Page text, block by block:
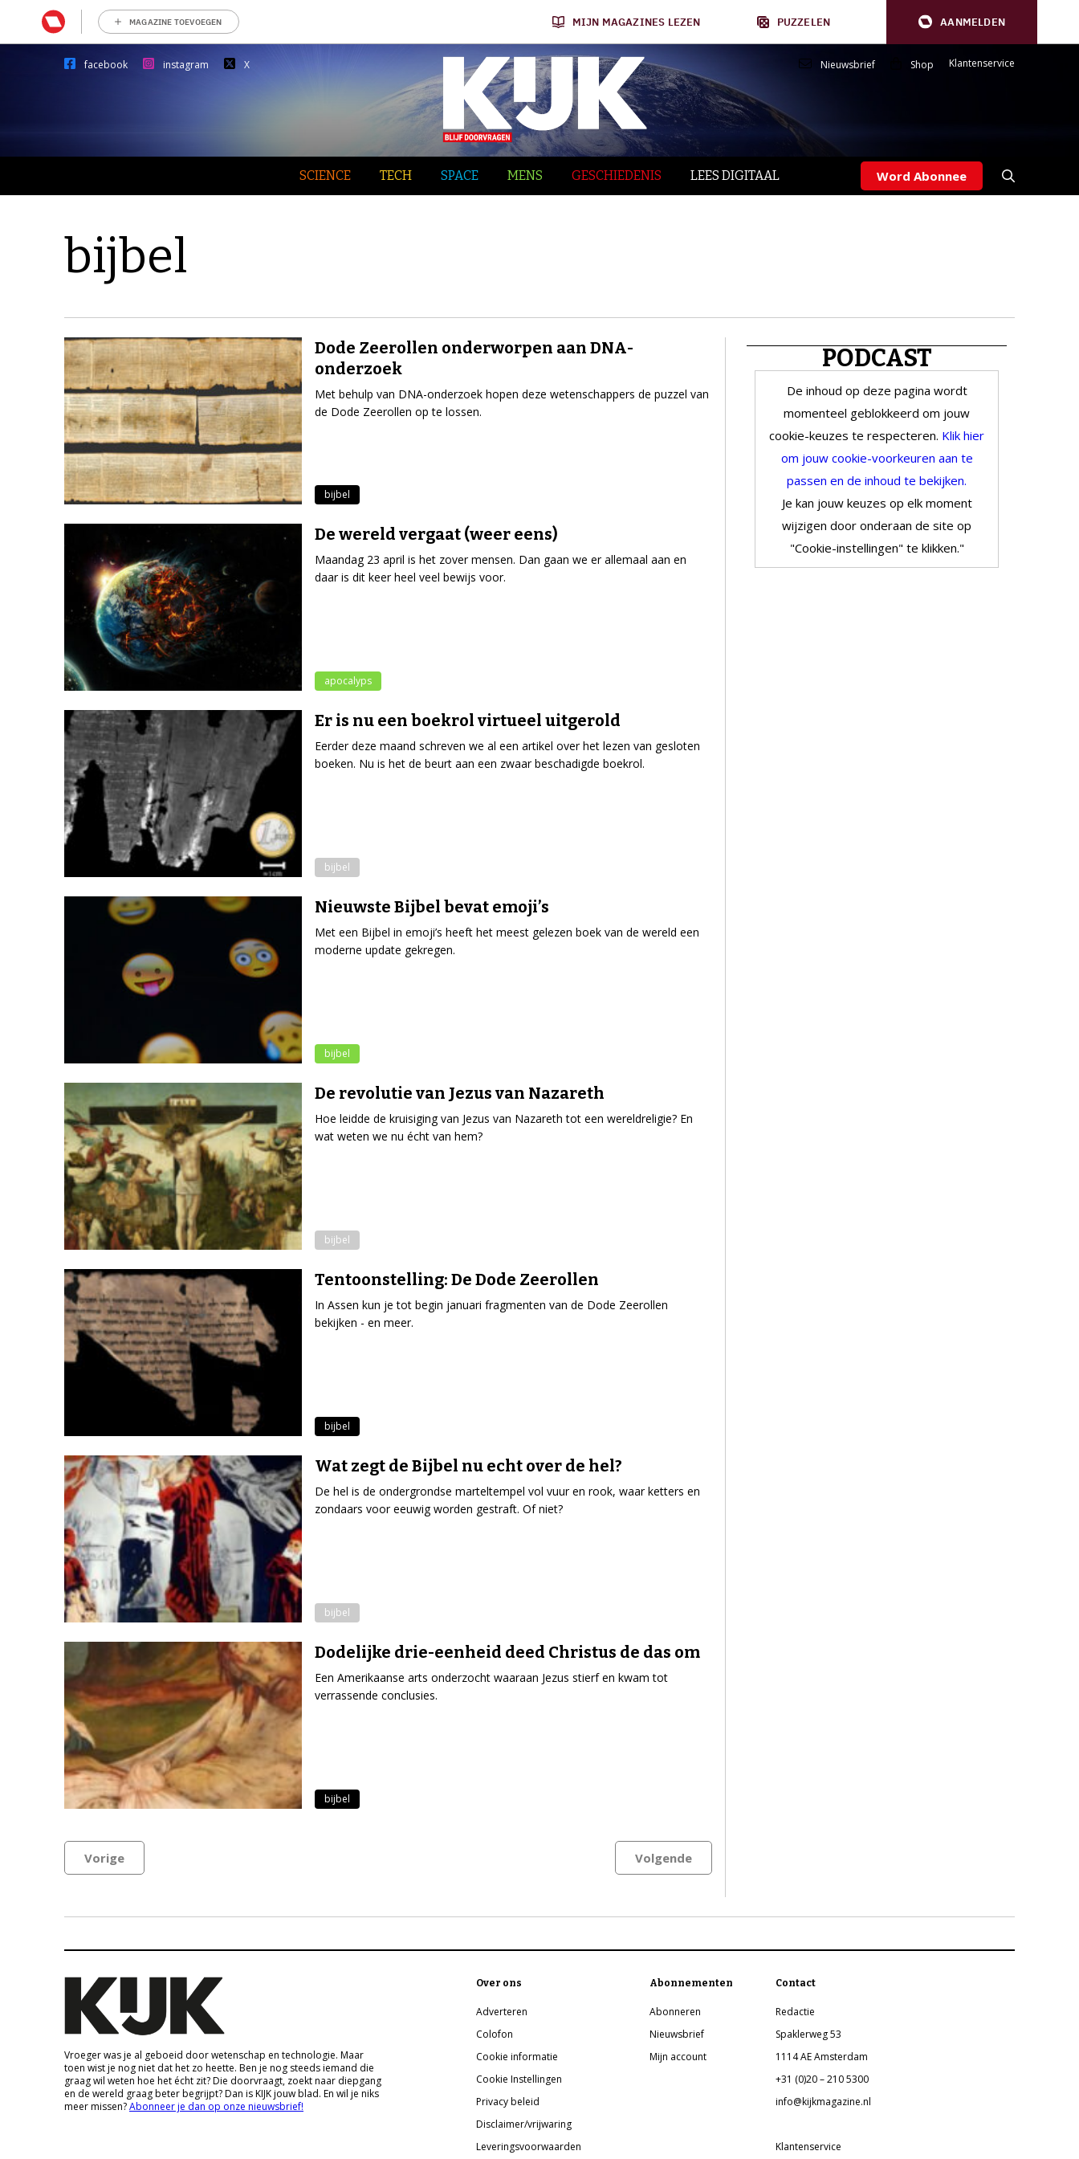
MAGAZINE TOEVOEGEN MIJN MAGAZINES LEZEN PUZZELEN AANMELDEN
facebook instagram X Nieuwsbrief Shop Klantenservice
SCIENCE TECH SPACE MENS GESCHIEDENIS LEES DIGITAAL Word Abonnee
bijbel
Dode Zeerollen onderworpen aan DNA-
onderzoek
Met behulp van DNA-onderzoek hopen deze wetenschappers de puzzel van
de Dode Zeerollen op te lossen.
bijbel
De wereld vergaat (weer eens)
Maandag 23 april is het zover mensen. Dan gaan we er allemaal aan en
daar is dit keer heel veel bewijs voor.
apocalyps
Er is nu een boekrol virtueel uitgerold
Eerder deze maand schreven we al een artikel over het lezen van gesloten
boeken. Nu is het de beurt aan een zwaar beschadigde boekrol.
bijbel
Nieuwste Bijbel bevat emoji’s
Met een Bijbel in emoji’s heeft het meest gelezen boek van de wereld een
moderne update gekregen.
bijbel
De revolutie van Jezus van Nazareth
Hoe leidde de kruisiging van Jezus van Nazareth tot een wereldreligie? En
wat weten we nu écht van hem?
bijbel
Tentoonstelling: De Dode Zeerollen
In Assen kun je tot begin januari fragmenten van de Dode Zeerollen
bekijken - en meer.
bijbel
Wat zegt de Bijbel nu echt over de hel?
De hel is de ondergrondse marteltempel vol vuur en rook, waar ketters en
zondaars voor eeuwig worden gestraft. Of niet?
bijbel
Dodelijke drie-eenheid deed Christus de das om
Een Amerikaanse arts onderzocht waaraan Jezus stierf en kwam tot
verrassende conclusies.
bijbel
Vorige Volgende
PODCAST
De inhoud op deze pagina wordt
momenteel geblokkeerd om jouw
cookie-keuzes te respecteren. Klik hier
om jouw cookie-voorkeuren aan te
passen en de inhoud te bekijken.
Je kan jouw keuzes op elk moment
wijzigen door onderaan de site op
"Cookie-instellingen" te klikken."
Vroeger was je al geboeid door wetenschap en technologie. Maar
toen wist je nog niet dat het zo heette. Ben je nog steeds iemand die
graag wil weten hoe het écht zit? Die doorvraagt, zoekt naar diepgang
en de wereld graag beter begrijpt? Dan is KIJK jouw blad. En wil je niks
meer missen?Abonneer je dan op onze nieuwsbrief!
Over ons
Adverteren
Colofon
Cookie informatie
Cookie Instellingen
Privacy beleid
Disclaimer/vrijwaring
Leveringsvoorwaarden
Abonnementen
Abonneren
Nieuwsbrief
Mijn account
Contact
Redactie
Spaklerweg 53
1114 AE Amsterdam
+31 (0)20 – 210 5300
info@kijkmagazine.nl
Klantenservice